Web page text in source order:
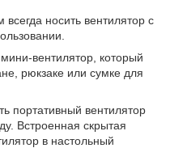
носить вентилятор с
вентилятор, который
рюкзаке или сумке для
портативный вентилятор
Встроенная скрытая
в настольный